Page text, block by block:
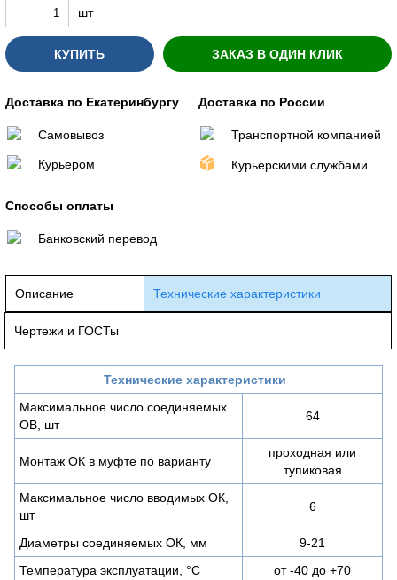
шт
КУПИТЬ ЗАКАЗ В ОДИН КЛИК
Доставка по Екатеринбургу
Самовывоз
Курьером
Доставка по России
Транспортной компанией
Курьерскими службами
Способы оплаты
Банковский перевод
Описание Технические характеристики
Чертежи и ГОСТы
Технические характеристики
Максимальное число соединяемых
ОВ, шт
64
Монтаж ОК в муфте по варианту
проходная или
тупиковая
Максимальное число вводимых ОК,
шт
6
Диаметры соединяемых ОК, мм
9-21
Температура эксплуатации, °С
от -40 до +70